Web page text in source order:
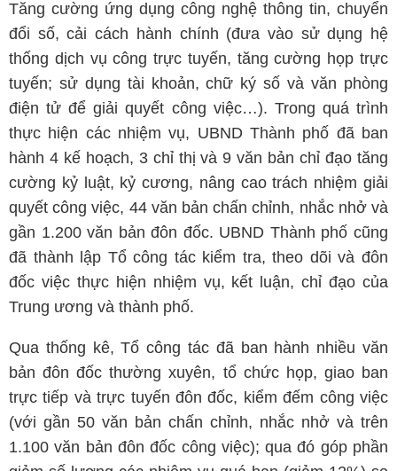
Tăng cường ứng dụng công nghệ thông tin, chuyển
đổi số, cải cách hành chính (đưa vào sử dụng hệ
thống dịch vụ công trực tuyến, tăng cường họp trực
tuyến; sử dụng tài khoản, chữ ký số và văn phòng
điện tử để giải quyết công việc…). Trong quá trình
thực hiện các nhiệm vụ, UBND Thành phố đã ban
hành 4 kế hoạch, 3 chỉ thị và 9 văn bản chỉ đạo tăng
cường kỷ luật, kỷ cương, nâng cao trách nhiệm giải
quyết công việc, 44 văn bản chấn chỉnh, nhắc nhở và
gần 1.200 văn bản đôn đốc. UBND Thành phố cũng
đã thành lập Tổ công tác kiểm tra, theo dõi và đôn
đốc việc thực hiện nhiệm vụ, kết luận, chỉ đạo của
Trung ương và thành phố.
Qua thống kê, Tổ công tác đã ban hành nhiều văn
bản đôn đốc thường xuyên, tổ chức họp, giao ban
trực tiếp và trực tuyến đôn đốc, kiểm đếm công việc
(với gần 50 văn bản chấn chỉnh, nhắc nhở và trên
1.100 văn bản đôn đốc công việc); qua đó góp phần